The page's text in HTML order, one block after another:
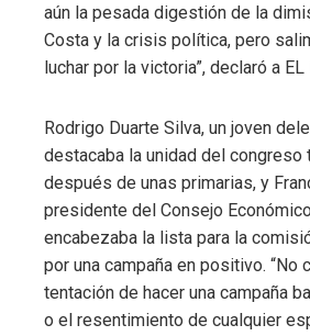
aún la pesada digestión de la
Costa y la crisis política, pero
luchar por la victoria”, declaró a EL
Rodrigo Duarte Silva, un joven
destacaba la unidad del congreso
después de unas primarias, y
presidente del Consejo
encabezaba la lista para la
por una campaña en positivo. “No
tentación de hacer una campaña
o el resentimiento de cualquier